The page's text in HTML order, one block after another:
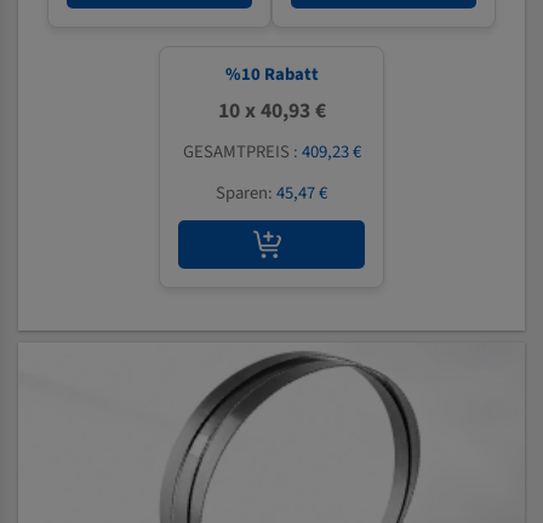
%10 Rabatt
10 x 40,93 €
GESAMTPREIS :409,23 €
Sparen:45,47 €